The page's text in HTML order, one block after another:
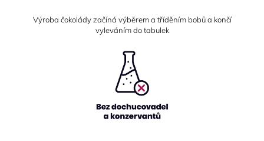
Výroba čokolády začíná výběrem a tříděním bobů a končí
vyleváním do tabulek